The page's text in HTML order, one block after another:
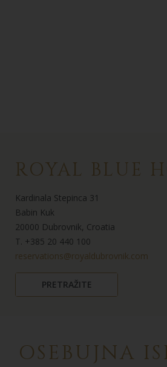
ROYAL BLUE
Kardinala Stepinca 31
Babin Kuk
20000 Dubrovnik, Croatia
T. +385 20 440 100
reservations@royaldubrovnik.com
PRETRAŽITE
OSEBUJNA